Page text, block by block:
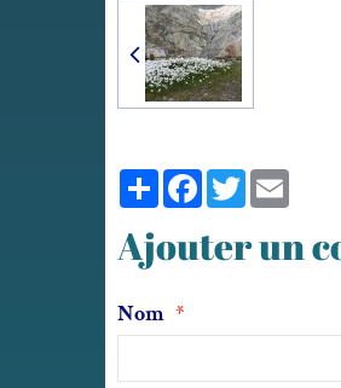
PartagerFacebook
Twitter
Ajouter un
Nom